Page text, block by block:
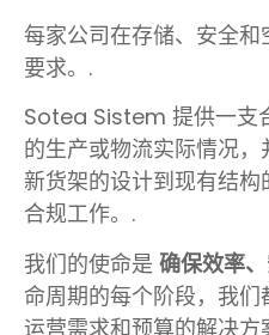
每家公司在存储、安全
要求。.
Sotea Sistem 提供一支
的生产或物流实际情况，
新货架的设计到现有结
合规工作。.
我们的使命是 确保效率
命周期的每个阶段，我
运营需求和预算的解决方